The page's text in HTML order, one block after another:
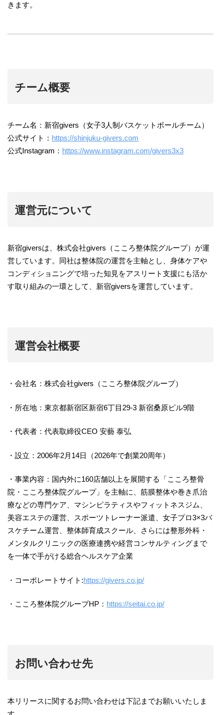
きます。
チーム概要
チーム名：新宿givers（女子3人制バスケットボールチーム）
公式サイト： https://shinjuku-givers.com
公式Instagram： https://www.instagram.com/givers3x3
運営元について
新宿giversは、株式会社givers（こころ整体院グループ）が運
営しています。同社は整体院の運営を主軸とし、身体ケアや
コンディショニングで培った知見をアスリート支援にも活か
す取り組みの一環として、新宿giversを運営しています。
運営会社概要
・会社名：株式会社givers（こころ整体院グループ）
・所在地：東京都新宿区新宿6丁目29-3 新宿桑原ビル9階
・代表者：代表取締役CEO 安藝 泰弘
・設立：2006年2月14日（2026年で創業20周年）
・事業内容：国内外に160店舗以上を展開する「こころ整骨
院・こころ整体院グループ」を主軸に、筋膜整体や巻き爪治
療などの専門ケア、マシンピラティスやフィットネスジム、
美容エステの運営、スポーツトレーナー派遣、女子プロ3×3バ
スケチーム運営、整体師育成スクール、さらには整形外科・
メンタルクリニックの医療連携や経営コンサルティングまで
を一体で手がける総合ヘルスケア企業
・コーポレートサイト:https://givers.co.jp/
・こころ整体院グループHP： https://seitai.co.jp/
お問い合わせ先
本リリースに関するお問い合わせは下記までお願いいたしま